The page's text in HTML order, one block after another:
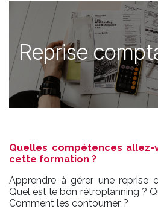
Reprise
Quelles compétences
cette formation ?
Apprendre à gérer une reprise
Quel est le bon rétroplanning ?
Comment les contourner ?